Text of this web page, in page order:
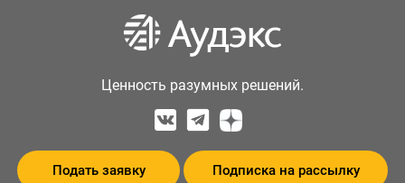
Ценность разумных решений.
Подать заявку Подписка на рассылку